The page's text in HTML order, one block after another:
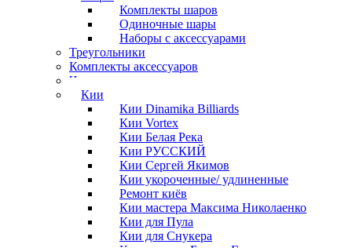
Комплекты шаров
Одиночные шары
Наборы с аксессуарами
Треугольники
Комплекты аксессуаров
Часы
Кии
Кии Dinamika Billiards
Кии Vortex
Кии Белая Река
Кии РУССКИЙ
Кии Сергей Якимов
Кии укороченные/ удлиненные
Ремонт киёв
Кии мастера Максима Николаенко
Кии для Пула
Кии для Снукера